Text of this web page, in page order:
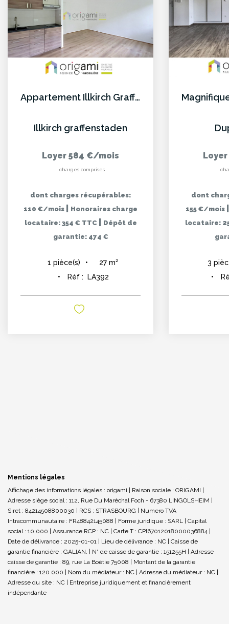
Appartement Illkirch Graffenstaden 1 pièce(s)
Illkirch graffenstaden
Loyer 584 €/mois
charges comprises
dont charges récupérables:
110 €/mois
Honoraires charge
locataire: 354 € TTC
Dépôt de
garantie: 474 €
1 pièce(s) 27 m²
Réf : LA392
dont
155 €/mois
locataire:
3
Mentions légales
Affichage des informations légales : origami | Raison sociale : ORIGAMI |
Adresse siège social : 112, Rue Du Maréchal Foch - 67380 LINGOLSHEIM |
Siret : 84214508800030 | RCS : STRASBOURG | Numero TVA
Intracommunautaire : FR48842145088 | Forme juridique : SARL | Capital
social : 10 000 | Assurance RCP : NC | Carte T : CPI67012018000036884 |
Date de délivrance : 2025-01-01 | Lieu de délivrance : NC | Caisse de
garantie financière : GALIAN. | N° de caisse de garantie : 151255H | Adresse
caisse de garantie : 89, rue La Boétie 75008 | Montant de la garantie
financière : 120 000 | Nom du médiateur : NC | Adresse du médiateur : NC |
Adresse du site : NC | Entreprise juridiquement et financièrement
indépendante